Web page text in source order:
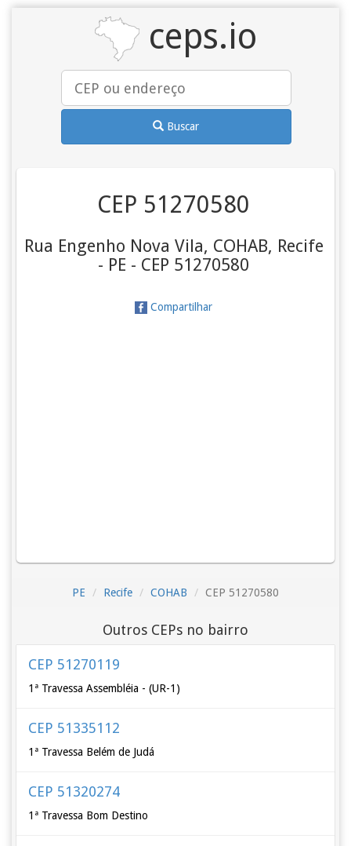
ceps.io
Buscar
CEP 51270580
Rua Engenho Nova Vila, COHAB, Recife
- PE - CEP 51270580
Compartilhar
PE Recife COHAB CEP 51270580
Outros CEPs no bairro
CEP 51270119
1ª Travessa Assembléia - (UR-1)
CEP 51335112
1ª Travessa Belém de Judá
CEP 51320274
1ª Travessa Bom Destino